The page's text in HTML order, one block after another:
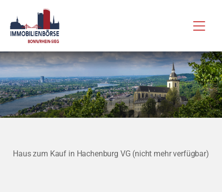
Inhalt
springen
Haus zum Kauf in Hachenburg VG (nicht mehr verfügbar)